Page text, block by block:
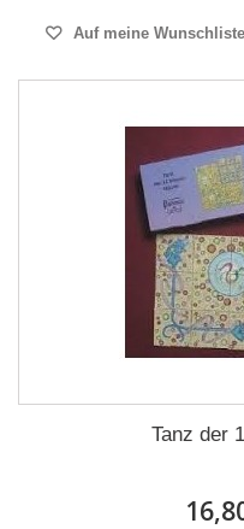
Auf meine Wunschliste
Tanz der